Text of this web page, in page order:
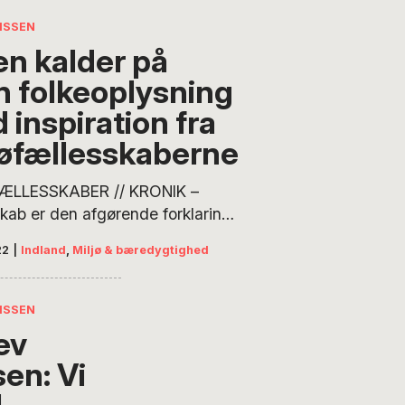
kalder på
folkeoplysning
inspiration fra
// KRONIK –
er den afgørende forklaring
CO2-aftryk og en højere
end den gennemsnitlige
Fællesskaberne
som kunne danne
for en grøn folkeoplysning,
Nissen, partner i Levende
Indland, Miljø & bæredygtighed
Vi